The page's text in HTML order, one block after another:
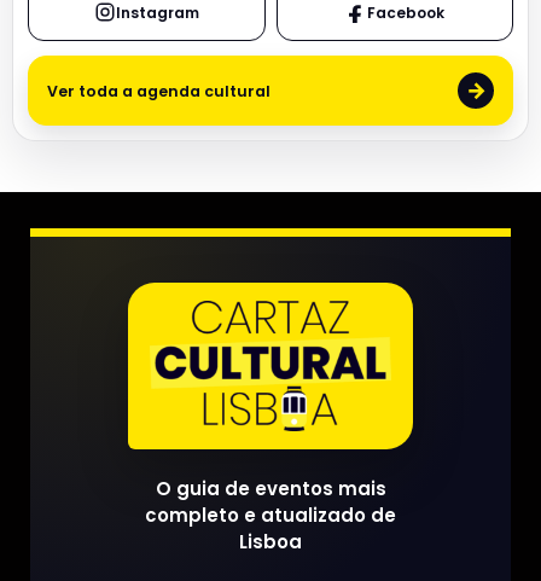
Instagram Facebook
Ver toda a agenda cultural →
O guia de eventos mais
completo e atualizado de
Lisboa